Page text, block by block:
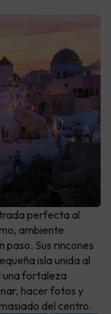
perfecta al
ambiente
paso. Sus rincones
isla unida al
una fortaleza
hacer fotos y
del centro.